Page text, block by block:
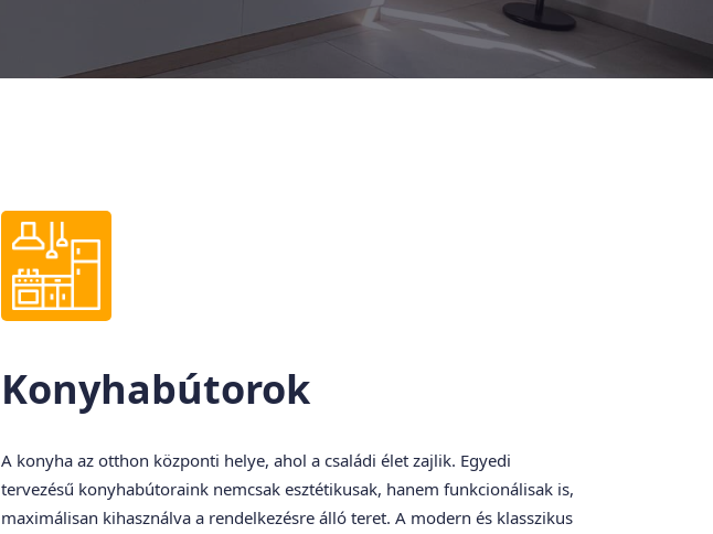
Konyhabútorok
A konyha az otthon központi helye, ahol a családi élet zajlik. Egyedi
tervezésű konyhabútoraink nemcsak esztétikusak, hanem funkcionálisak is,
maximálisan kihasználva a rendelkezésre álló teret. A modern és klasszikus